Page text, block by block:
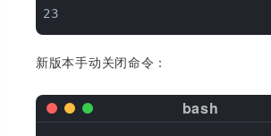
新版本手动关闭命令：